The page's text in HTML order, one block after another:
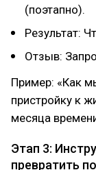
(поэтапно).
Результат:
Отзыв:
Пример: «Как
пристройку к
месяца
Этап 3:
превратить